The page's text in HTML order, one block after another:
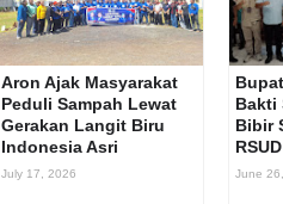
Aron Ajak Masyarakat
Peduli Sampah Lewat
Gerakan Langit Biru
Indonesia Asri
July 17, 2026
Bakti
Bibir
June